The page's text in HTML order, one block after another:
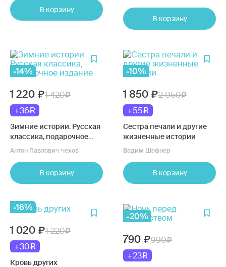
В корзину
В корзину
-14%
1 220
1 420
+36
Зимние истории. Русская
классика, подарочное
издание
Антон Павлович Чехов
В корзину
-10%
1 850
2 050
+55
Сестра печали и другие
жизненные истории
Вадим Шефнер
В корзину
-16%
1 020
1 220
+30
Кровь других
-20%
790
990
+23